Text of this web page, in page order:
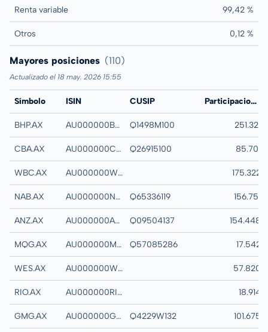
Renta variable 99,42 %
Otros 0,12 %
Mayores posiciones (110)
Actualizado el 18 may. 2026 15:55
Símbolo ISIN CUSIP Nombre
Participaciones
BHP.AX AU000000BHP4 Q1498M100 BHP GROUP LTD
251.321
CBA.AX AU000000CBA7 Q26915100 85.701
WBC.AX AU000000WBC1 WESTPAC175.322
NAB.AX AU000000NAB4 Q65336119 NATIONAL156.751
ANZ.AX AU000000ANZ3 Q09504137 ANZ GROUP
154.448
MQG.AX AU000000MQG1 Q57085286 MACQUARIE17.542
WES.AX AU000000WES1 WESFARMERS LTD
57.820
RIO.AX AU000000RIO1 RIO TINTO LTD
18.914
GMG.AX AU000000GMG2 Q4229W132 GOODMAN101.675